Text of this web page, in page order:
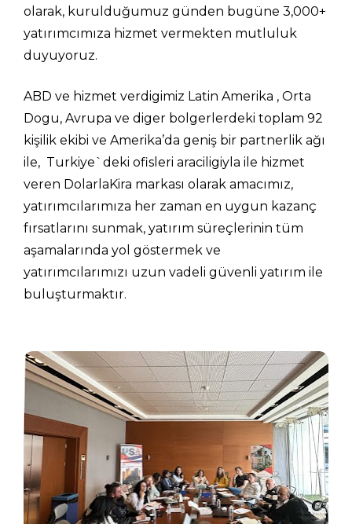
olarak, kurulduğumuz günden bugüne 3,000+
yatırımcımıza hizmet vermekten mutluluk
duyuyoruz.
ABD ve hizmet verdigimiz Latin Amerika , Orta
Dogu, Avrupa ve diger bolgerlerdeki toplam 92
kişilik ekibi ve Amerika’da geniş bir partnerlik ağı
ile,  Turkiye`deki ofisleri araciligiyla ile hizmet
veren DolarlaKira markası olarak amacımız,
yatırımcılarımıza her zaman en uygun kazanç
fırsatlarını sunmak, yatırım süreçlerinin tüm
aşamalarında yol göstermek ve
yatırımcılarımızı uzun vadeli güvenli yatırım ile
buluşturmaktır.